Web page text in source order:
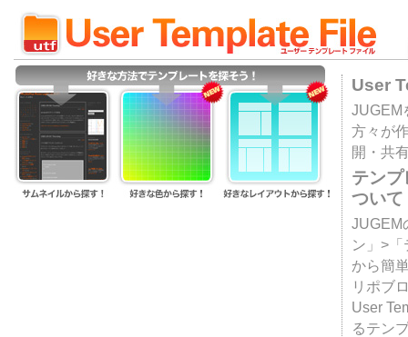
User
JUGEM
方々が
開・共
テン
ついて
JUGEM
ン」>
から簡
リポブ
User
るテン